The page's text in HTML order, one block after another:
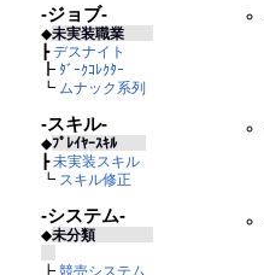
-ジョブ-
◆未実装職業
┣デスナイト
┣ ﾀﾞｰｸｺﾚｸﾀｰ
┗ ムナック系列
-スキル-
◆ﾌﾟﾚｲﾔｰｽｷﾙ
┣未実装スキル
┗ スキル修正
-システム-
◆未分類
┣ 競売システム